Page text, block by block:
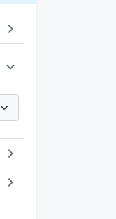
chevron_right
chevron_right
chevron_right
chevron_right